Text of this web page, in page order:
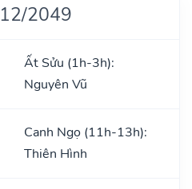
2049
Ất Sửu (1h-3h):
Nguyên Vũ
Canh Ngọ (11h-13h):
Thiên Hình